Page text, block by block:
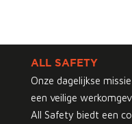
ALL SAFETY
Onze dagelijkse
een veilige
All Safety biedt een